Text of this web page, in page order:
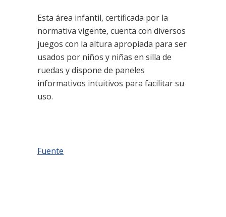
Esta área infantil, certificada por la
normativa vigente, cuenta con diversos
juegos con la altura apropiada para ser
usados por niños y niñas en silla de
ruedas y dispone de paneles
informativos intuitivos para facilitar su
uso.
Fuente